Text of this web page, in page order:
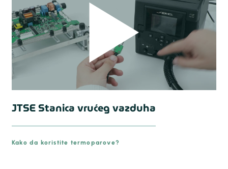
JTSE Stanica vrućeg vazduha
Kako da koristite termoparove?